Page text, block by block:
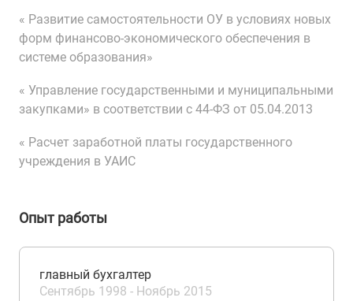
« Развитие самостоятельности ОУ в условиях новых
форм финансово-экономического обеспечения в
системе образования»
« Управление государственными и муниципальными
закупками» в соответствии с 44-ФЗ от 05.04.2013
« Расчет заработной платы государственного
учреждения в УАИС
Опыт работы
главный бухгалтер
Сентябрь 1998 - Ноябрь 2015